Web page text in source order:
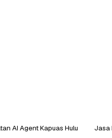
AI Agent Kapuas Hulu
Jasa